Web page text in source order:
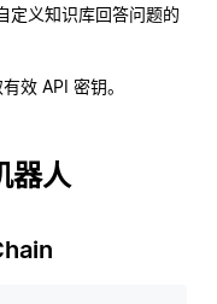
定义知识库回答问题的
效 API 密钥。
器人